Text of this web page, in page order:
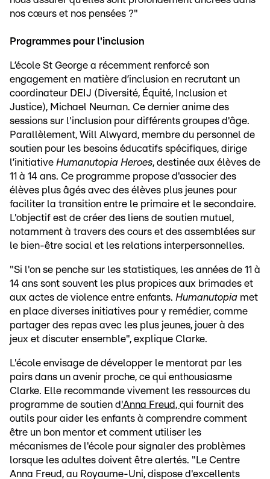
nos cœurs et nos pensées ?"
Programmes pour l'inclusion
L’école St George a récemment renforcé son
engagement en matière d’inclusion en recrutant un
coordinateur DEIJ (Diversité, Équité, Inclusion et
Justice), Michael Neuman. Ce dernier anime des
sessions sur l'inclusion pour différents groupes d'âge.
Parallèlement, Will Alwyard, membre du personnel de
soutien pour les besoins éducatifs spécifiques, dirige
l’initiative Humanutopia Heroes, destinée aux élèves de
11 à 14 ans. Ce programme propose d'associer des
élèves plus âgés avec des élèves plus jeunes pour
faciliter la transition entre le primaire et le secondaire.
L'objectif est de créer des liens de soutien mutuel,
notamment à travers des cours et des assemblées sur
le bien-être social et les relations interpersonnelles.
"Si l'on se penche sur les statistiques, les années de 11 à
14 ans sont souvent les plus propices aux brimades et
aux actes de violence entre enfants. Humanutopia met
en place diverses initiatives pour y remédier, comme
partager des repas avec les plus jeunes, jouer à des
jeux et discuter ensemble", explique Clarke.
L'école envisage de développer le mentorat par les
pairs dans un avenir proche, ce qui enthousiasme
Clarke. Elle recommande vivement les ressources du
programme de soutien d 'Anna Freud, qui fournit des
outils pour aider les enfants à comprendre comment
être un bon mentor et comment utiliser les
mécanismes de l'école pour signaler des problèmes
lorsque les adultes doivent être alertés. "Le Centre
Anna Freud, au Royaume-Uni, dispose d'excellents